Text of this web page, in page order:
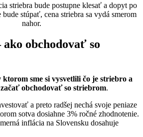
striebra bude postupne klesať a dopyt po
stúpať, cena striebra sa vydá smerom
nahor.
obchodovať so
ktorom sme si vysvetlili čo je striebro a
obchodovať so striebrom.
a preto radšej nechá svoje peniaze
sotva dosiahne 3% ročné zhodnotenie.
inflácia na Slovensku dosahuje